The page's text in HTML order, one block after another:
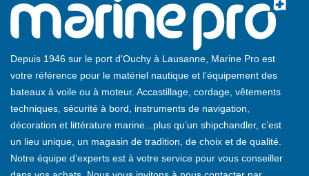
Depuis 1946 sur le port d'Ouchy à Lausanne, Marine Pro est
votre référence pour le matériel nautique et l’équipement des
bateaux à voile ou à moteur. Accastillage, cordage, vêtements
techniques, sécurité à bord, instruments de navigation,
décoration et littérature marine...plus qu’un shipchandler, c’est
un lieu unique, un magasin de tradition, de choix et de qualité.
Notre équipe d’experts est à votre service pour vous conseiller